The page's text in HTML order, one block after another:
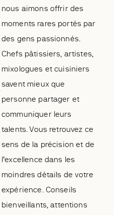
nous aimons offrir des
moments rares portés par
des gens passionnés.
Chefs pâtissiers, artistes,
mixologues et cuisiniers
savent mieux que
personne partager et
communiquer leurs
talents. Vous retrouvez ce
sens de la précision et de
l’excellence dans les
moindres détails de votre
expérience. Conseils
bienveillants, attentions